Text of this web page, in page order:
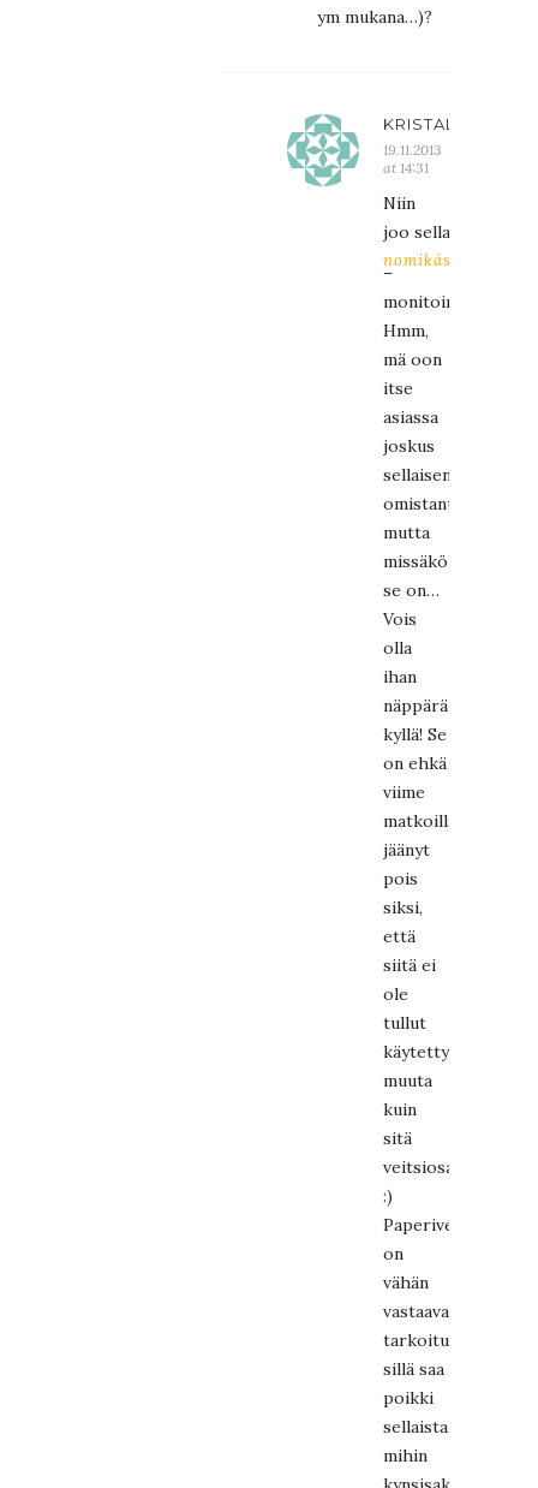
ym mukana…)?
KRISTALIINA
19.11.2013
at 14:31
Niin
joo sellainen…
–
monitoimiveitsi?
Hmm,
mä oon
itse
asiassa
joskus
sellaisen
omistanut,
mutta
missäköhän
se on…
Vois
olla
ihan
näppärä
kyllä! Se
on ehkä
viime
matkoilla
jäänyt
pois
siksi,
että
siitä ei
ole
tullut
käytettyä
muuta
kuin
sitä
veitsiosaa
:)
Paperiveitsi
on
vähän
vastaavaan
tarkoitukseen:
sillä saa
poikki
sellaista,
mihin